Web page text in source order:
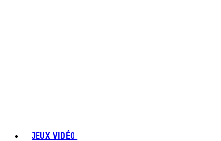
JEUX VIDÉO